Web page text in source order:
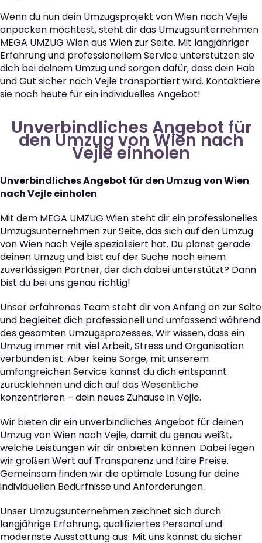
Wenn du nun dein Umzugsprojekt von Wien nach Vejle
anpacken möchtest, steht dir das Umzugsunternehmen
MEGA UMZUG Wien aus Wien zur Seite. Mit langjähriger
Erfahrung und professionellem Service unterstützen sie
dich bei deinem Umzug und sorgen dafür, dass dein Hab
und Gut sicher nach Vejle transportiert wird. Kontaktiere
sie noch heute für ein individuelles Angebot!
Unverbindliches Angebot für
den Umzug von Wien nach
Vejle einholen
Unverbindliches Angebot für den Umzug von Wien
nach Vejle einholen
Mit dem MEGA UMZUG Wien steht dir ein professionelles
Umzugsunternehmen zur Seite, das sich auf den Umzug
von Wien nach Vejle spezialisiert hat. Du planst gerade
deinen Umzug und bist auf der Suche nach einem
zuverlässigen Partner, der dich dabei unterstützt? Dann
bist du bei uns genau richtig!
Unser erfahrenes Team steht dir von Anfang an zur Seite
und begleitet dich professionell und umfassend während
des gesamten Umzugsprozesses. Wir wissen, dass ein
Umzug immer mit viel Arbeit, Stress und Organisation
verbunden ist. Aber keine Sorge, mit unserem
umfangreichen Service kannst du dich entspannt
zurücklehnen und dich auf das Wesentliche
konzentrieren – dein neues Zuhause in Vejle.
Wir bieten dir ein unverbindliches Angebot für deinen
Umzug von Wien nach Vejle, damit du genau weißt,
welche Leistungen wir dir anbieten können. Dabei legen
wir großen Wert auf Transparenz und faire Preise.
Gemeinsam finden wir die optimale Lösung für deine
individuellen Bedürfnisse und Anforderungen.
Unser Umzugsunternehmen zeichnet sich durch
langjährige Erfahrung, qualifiziertes Personal und
modernste Ausstattung aus. Mit uns kannst du sicher